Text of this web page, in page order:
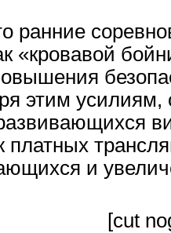
ранние
«кровавой
этим
платных
и
[cut